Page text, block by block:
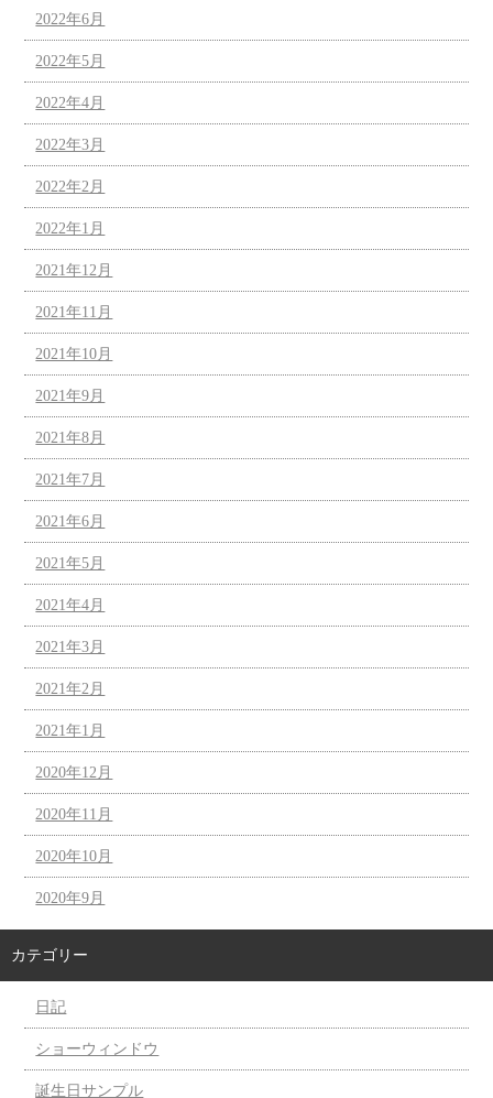
2022年6月
2022年5月
2022年4月
2022年3月
2022年2月
2022年1月
2021年12月
2021年11月
2021年10月
2021年9月
2021年8月
2021年7月
2021年6月
2021年5月
2021年4月
2021年3月
2021年2月
2021年1月
2020年12月
2020年11月
2020年10月
2020年9月
カテゴリー
日記
ショーウィンドウ
誕生日サンプル